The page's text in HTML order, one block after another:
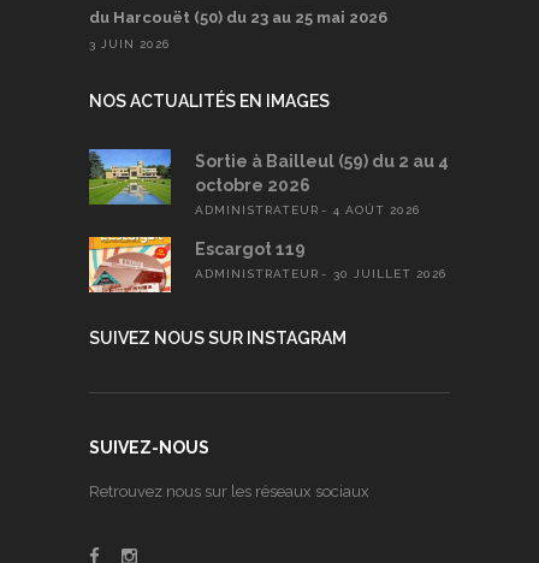
du Harcouët (50) du 23 au 25 mai 2026
3 JUIN 2026
NOS ACTUALITÉS EN IMAGES
Sortie à Bailleul (59) du 2 au 4
octobre 2026
ADMINISTRATEUR 4 AOÛT 2026
Escargot 119
ADMINISTRATEUR 30 JUILLET 2026
SUIVEZ NOUS SUR INSTAGRAM
SUIVEZ-NOUS
Retrouvez nous sur les réseaux sociaux